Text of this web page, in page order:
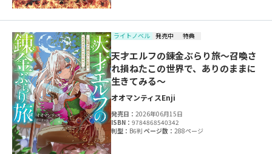
ライトノベル 発売中 特典
天才エルフの錬金ぶらり旅～召喚さ
れ損ねたこの世界で、ありのままに
生きてみる～
オオマンティスEnji
発売日：2026年06月15日
ISBN：9784868540342
判型： B6判ページ数：288ページ